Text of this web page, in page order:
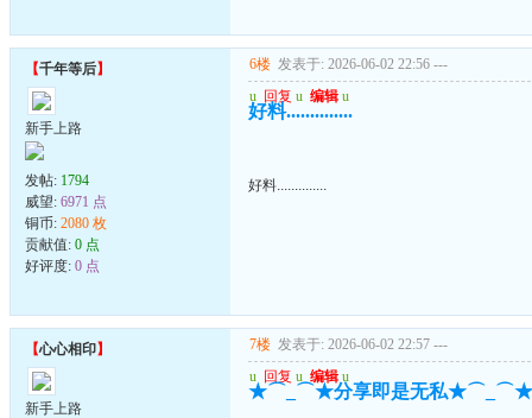
【千年等后】
新手上路
发帖: 1794
威望: 6971 点
铜币: 2080 枚
贡献值: 0 点
好评度: 0 点
6楼 发表于: 2026-06-02 22:56 ---
u 回复 u 编辑 u
好料..............
好料..............
【心心相印】
新手上路
7楼 发表于: 2026-06-02 22:57 ---
u 回复 u 编辑 u
★⌒_⌒★分享即是无私